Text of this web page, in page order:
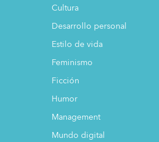
Cultura
Desarrollo personal
Estilo de vida
Feminismo
Ficción
Humor
Management
Mundo digital